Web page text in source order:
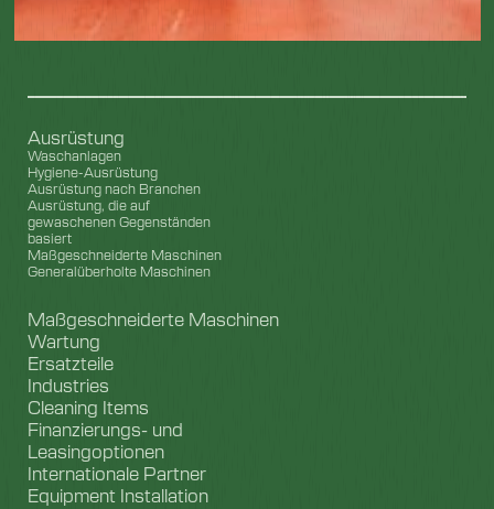
Ausrüstung
Waschanlagen
Hygiene-Ausrüstung
Ausrüstung nach Branchen
Ausrüstung, die auf
gewaschenen Gegenständen
basiert
Maßgeschneiderte Maschinen
Generalüberholte Maschinen
Maßgeschneiderte Maschinen
Wartung
Ersatzteile
Industries
Cleaning Items
Finanzierungs- und
Leasingoptionen
Internationale Partner
Equipment Installation